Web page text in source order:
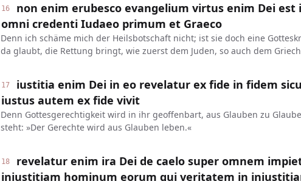
16
non enim erubesco evangelium virtus enim Dei est
omni credenti Iudaeo primum et Graeco
Denn ich schäme mich der Heilsbotschaft nicht; ist sie doch eine
da glaubt, die Rettung bringt, wie zuerst dem Juden, so auch dem
17
iustitia enim Dei in eo revelatur ex fide in fidem
iustus autem ex fide vivit
Denn Gottesgerechtigkeit wird in ihr geoffenbart, aus Glauben zu
steht: »Der Gerechte wird aus Glauben leben.«
18
revelatur enim ira Dei de caelo super omnem
iniustitiam hominum eorum qui veritatem in